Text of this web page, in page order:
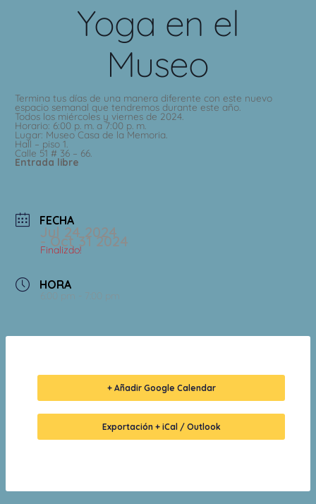
Yoga en el
Museo
Termina tus días de una manera diferente con este nuevo
espacio semanal que tendremos durante este año.
Todos los miércoles y viernes de 2024.
Horario: 6:00 p. m. a 7:00 p. m.
Lugar: Museo Casa de la Memoria.
Hall – piso 1.
Calle 51 # 36 – 66.
Entrada libre
FECHA
Jul 24 2024
- Oct 31 2024
Finalizdo!
HORA
6:00 pm - 7:00 pm
+ Añadir Google Calendar
Exportación + iCal / Outlook